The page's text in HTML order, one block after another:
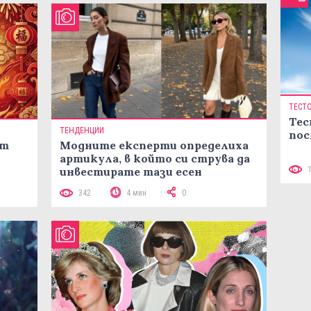
ТЕНДЕНЦИИ
Модните експерти определиха
артикула, в който си струва да
инвестирате тази есен
342 4 мин 0